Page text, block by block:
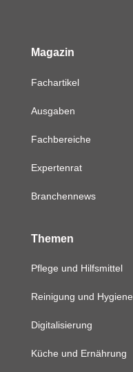
Magazin
Fachartikel
Ausgaben
Fachbereiche
Expertenrat
Branchennews
Themen
Pflege und Hilfsmittel
Reinigung und Hygiene
Digitalisierung
Küche und Ernährung